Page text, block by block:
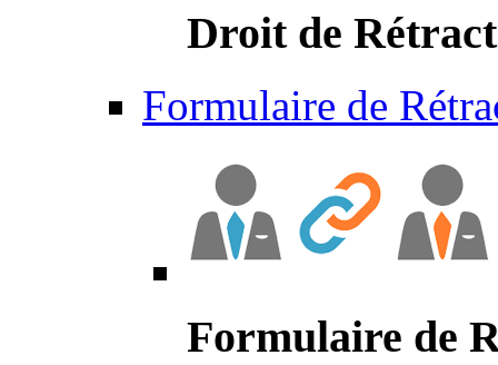
Droit de
Formulaire de
Formulaire de